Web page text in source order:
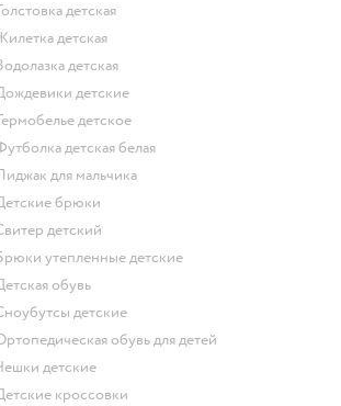
Толстовка детская
Жилетка детская
Водолазка детская
Дождевики детские
Термобелье детское
Футболка детская белая
Пиджак для мальчика
Детские брюки
Свитер детский
Брюки утепленные детские
Детская обувь
Сноубутсы детские
Ортопедическая обувь для детей
Чешки детские
Детские кроссовки